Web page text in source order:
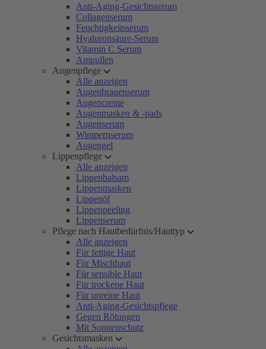
Anti-Aging-Gesichtsserum
Collagenserum
Feuchtigkeitsserum
Hyaluronsäure-Serum
Vitamin C Serum
Ampullen
Augenpflege
Alle anzeigen
Augenbrauenserum
Augencreme
Augenmasken & -pads
Augenserum
Wimpernserum
Augengel
Lippenpflege
Alle anzeigen
Lippenbalsam
Lippenmasken
Lippenöl
Lippenpeeling
Lippenserum
Pflege nach Hautbedürfnis/Hauttyp
Alle anzeigen
Für fettige Haut
Für Mischhaut
Für sensible Haut
Für trockene Haut
Für unreine Haut
Anti-Aging-Gesichtspflege
Gegen Rötungen
Mit Sonnenschutz
Gesichtsmasken